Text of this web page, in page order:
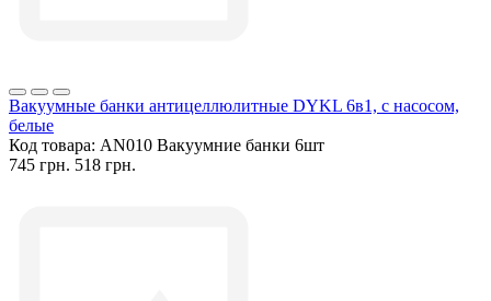
Вакуумные банки антицеллюлитные DYKL 6в1, с насосом,
белые
Код товара: AN010 Вакуумние банки 6шт
745 грн. 518 грн.